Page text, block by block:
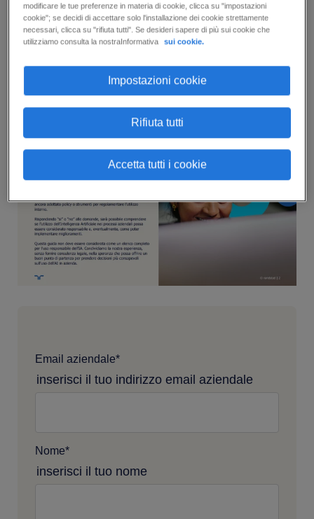
essere sempre più gravi.
Per questo motivo, è importante assicurarsi che
la propria azienda utilizzi l'AI in modo
responsabile. Ecco una guida per indirizzare gli
sforzi in tale senso.
Email aziendale*
inserisci il tuo indirizzo email aziendale
Nome*
inserisci il tuo nome
modificare le tue preferenze in materia di cookie, clicca su "impostazioni
cookie"; se decidi di accettare solo l'installazione dei cookie strettamente
necessari, clicca su "rifiuta tutti". Se desideri sapere di più sui cookie che
utilizziamo consulta la nostraInformativa
sui cookie.
Impostazioni cookie
Rifiuta tutti
Accetta tutti i cookie